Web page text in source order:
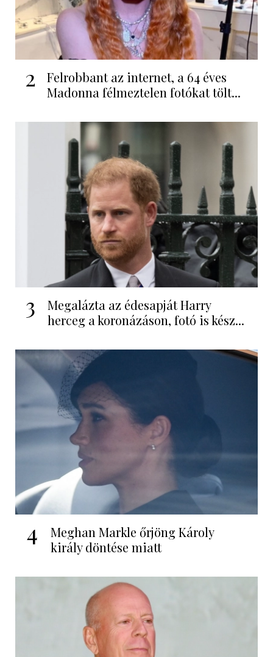
2
Felrobbant az internet, a 64 éves
Madonna félmeztelen fotókat tölt...
3
Megalázta az édesapját Harry
herceg a koronázáson, fotó is kész...
4
Meghan Markle őrjöng Károly
király döntése miatt